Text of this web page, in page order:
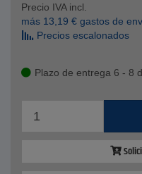
Precio IVA incl.
más 13,19 € gastos de
Precios escalonados
Plazo de entrega 6 - 8